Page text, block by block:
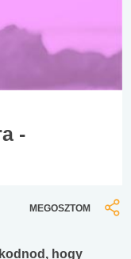
-
MEGOSZTOM
hogy